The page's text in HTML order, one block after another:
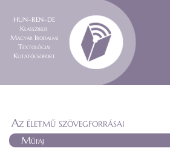
HUN–REN–DE
Klasszikus
Magyar Irodalmi
Textológiai
Kutatócsoport
Az életmű szövegforrásai
Műfaj